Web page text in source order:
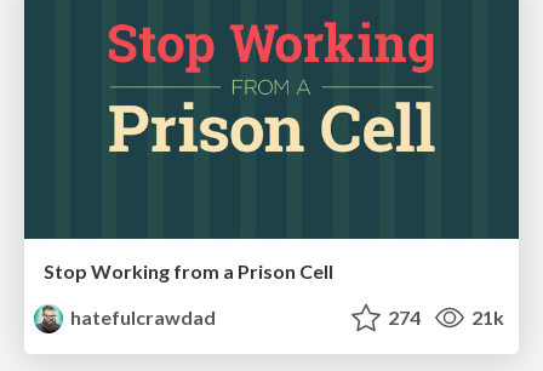
Stop Working from a Prison Cell
hatefulcrawdad
274 21k